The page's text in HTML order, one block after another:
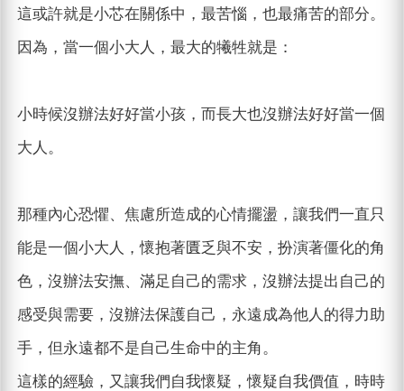
這或許就是小芯在關係中，最苦惱，也最痛苦的部分。
因為，當一個小大人，最大的犧牲就是：
小時候沒辦法好好當小孩，而長大也沒辦法好好當一個
大人。
那種內心恐懼、焦慮所造成的心情擺盪，讓我們一直只
能是一個小大人，懷抱著匱乏與不安，扮演著僵化的角
色，沒辦法安撫、滿足自己的需求，沒辦法提出自己的
感受與需要，沒辦法保護自己，永遠成為他人的得力助
手，但永遠都不是自己生命中的主角。
這樣的經驗，又讓我們自我懷疑，懷疑自我價值，時時